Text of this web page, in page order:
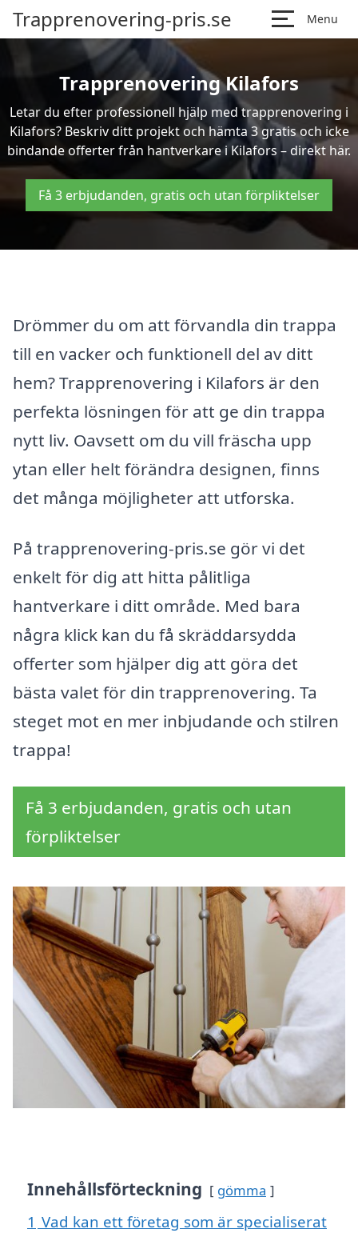
Trapprenovering-pris.se Menu
Trapprenovering Kilafors
Letar du efter professionell hjälp med trapprenovering i
Kilafors? Beskriv ditt projekt och hämta 3 gratis och icke
bindande offerter från hantverkare i Kilafors – direkt här.
Få 3 erbjudanden, gratis och utan förpliktelser
Drömmer du om att förvandla din trappa
till en vacker och funktionell del av ditt
hem? Trapprenovering i Kilafors är den
perfekta lösningen för att ge din trappa
nytt liv. Oavsett om du vill fräscha upp
ytan eller helt förändra designen, finns
det många möjligheter att utforska.
På trapprenovering-pris.se gör vi det
enkelt för dig att hitta pålitliga
hantverkare i ditt område. Med bara
några klick kan du få skräddarsydda
offerter som hjälper dig att göra det
bästa valet för din trapprenovering. Ta
steget mot en mer inbjudande och stilren
trappa!
Få 3 erbjudanden, gratis och utan
förpliktelser
Innehållsförteckning gömma
1 Vad kan ett företag som är specialiserat